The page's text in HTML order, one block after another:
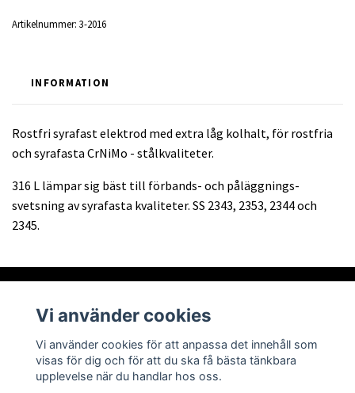
Artikelnummer: 3-2016
INFORMATION
Rostfri syrafast elektrod med extra låg kolhalt, för rostfria
och syrafasta CrNiMo - stålkvaliteter.
316 L lämpar sig bäst till förbands- och påläggnings-
svetsning av syrafasta kvaliteter. SS 2343, 2353, 2344 och
2345.
Om oss
Läs mer
Vi använder cookies
Vi använder cookies för att anpassa det innehåll som
visas för dig och för att du ska få bästa tänkbara
upplevelse när du handlar hos oss.